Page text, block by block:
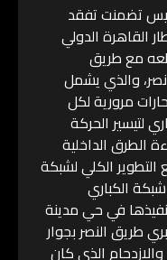
تضمنت تفقد
القاهرة الدولي
مع طريق
نصر، والذي يشمل
توسعة تلك المحاور لتصبح بواقع ٦ حارات مرورية لكل
لتيسير الحركة
الطرق الداخلية
التطوير الكلي لشبكة
الكباري
في حي مدينة
طريق النصر بجوار
الذي كان